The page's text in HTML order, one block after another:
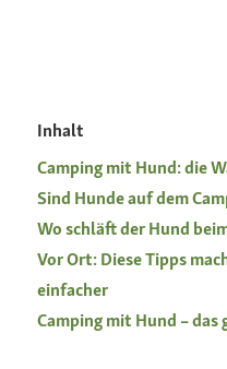
Inhalt
Camping mit Hund: die
Sind Hunde auf dem
Wo schläft der Hund
Vor Ort: Diese Tipps
einfacher
Camping mit Hund – das